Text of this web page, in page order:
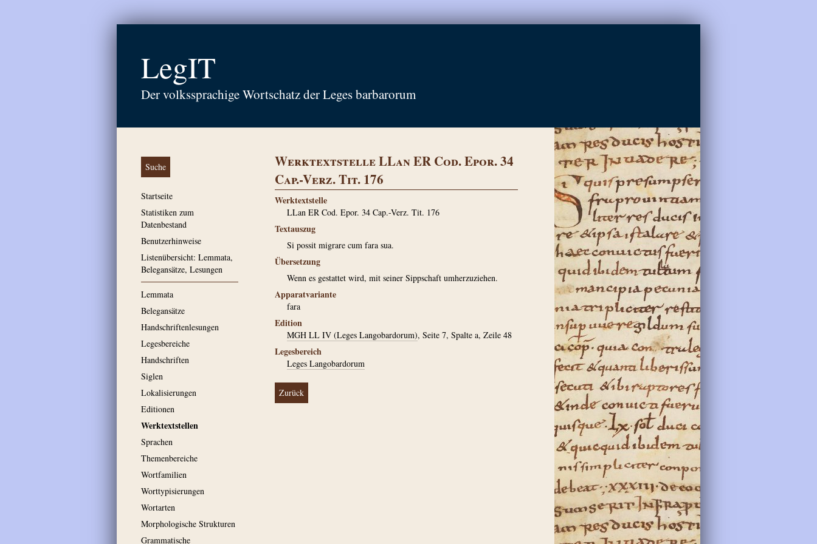
LegIT
Der volkssprachige Wortschatz der Leges barbarorum
Suche
Startseite
Statistiken zum
Datenbestand
Benutzerhinweise
Listenübersicht: Lemmata,
Belegansätze, Lesungen
Lemmata
Belegansätze
Handschriftenlesungen
Legesbereiche
Handschriften
Siglen
Lokalisierungen
Editionen
Werktextstellen
Sprachen
Themenbereiche
Wortfamilien
Worttypisierungen
Wortarten
Morphologische Strukturen
Grammatische
Werktextstelle LLan ER Cod. Epor. 34
Cap.-Verz. Tit. 176
Werktextstelle
LLan ER Cod. Epor. 34 Cap.-Verz. Tit. 176
Textauszug
Si possit migrare cum fara sua.
Übersetzung
Wenn es gestattet wird, mit seiner Sippschaft umherzuziehen.
Apparatvariante
fara
Edition
MGH LL IV (Leges Langobardorum), Seite 7, Spalte a, Zeile 48
Legesbereich
Leges Langobardorum
Zurück